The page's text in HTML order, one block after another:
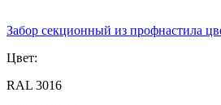
Забор секционный из профнастила
Цвет:
RAL 3016